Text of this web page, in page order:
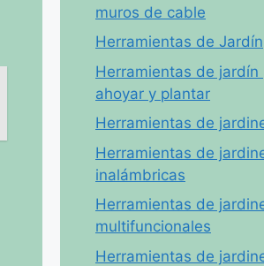
muros de cable
Herramientas de Jardín
Herramientas de jardín
ahoyar y plantar
Herramientas de
Herramientas de
inalámbricas
Herramientas de
multifuncionales
Herramientas de